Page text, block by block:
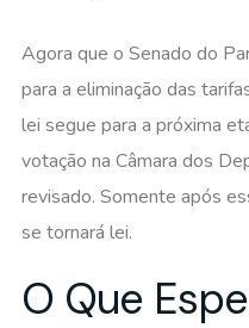
Agora que o Senado do
para a eliminação das
lei segue para a próxima
votação na Câmara dos
revisado. Somente após
se tornará lei.
O Que